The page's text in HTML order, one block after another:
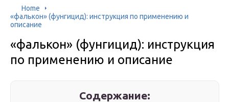
Home
«фалькон» (фунгицид): инструкция по применению и
описание
«фалькон» (фунгицид): инструкция
по применению и описание
Содержание: